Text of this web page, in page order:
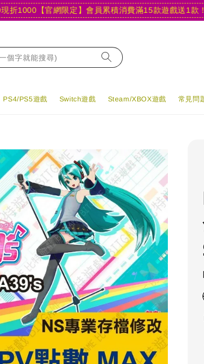
【官網限定】會員累積消費滿15款遊戲送1款！消
個字就能搜尋)
PS4/PS5遊戲 Switch遊戲 Steam/XBOX遊戲 常見問